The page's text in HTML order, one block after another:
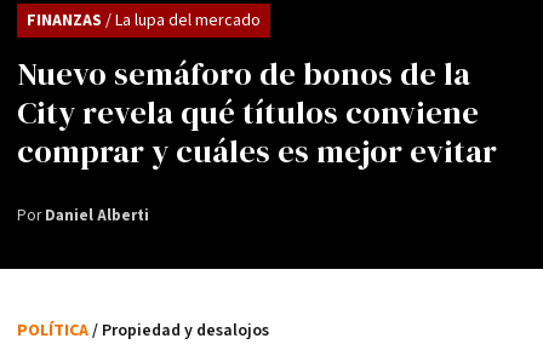
Nuevo semáforo de bonos de la
City revela qué títulos conviene
comprar y cuáles es mejor evitar
FINANZAS / La lupa del mercado
PorDaniel Alberti
POLÍTICA/ Propiedad y desalojos